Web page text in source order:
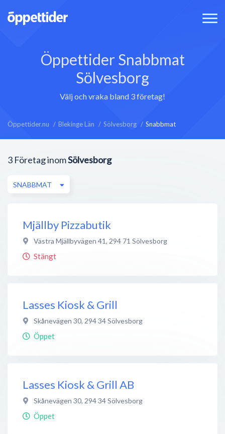
Öppettider Snabbmat
Sölvesborg
Välj och vraka bland 3 företag!
Öppettider.nu Blekinge Län Sölvesborg Snabbmat
3 Företag inomSölvesborg
SNABBMAT
Mjällby Pizzabutik
Västra Mjällbyvägen 41, 294 71 Sölvesborg
Stängt
Lasses Kiosk & Grill
Skånevägen 30, 294 34Sölvesborg
Öppet
Lasses Kiosk & Grill AB
Skånevägen 30, 294 34Sölvesborg
Öppet